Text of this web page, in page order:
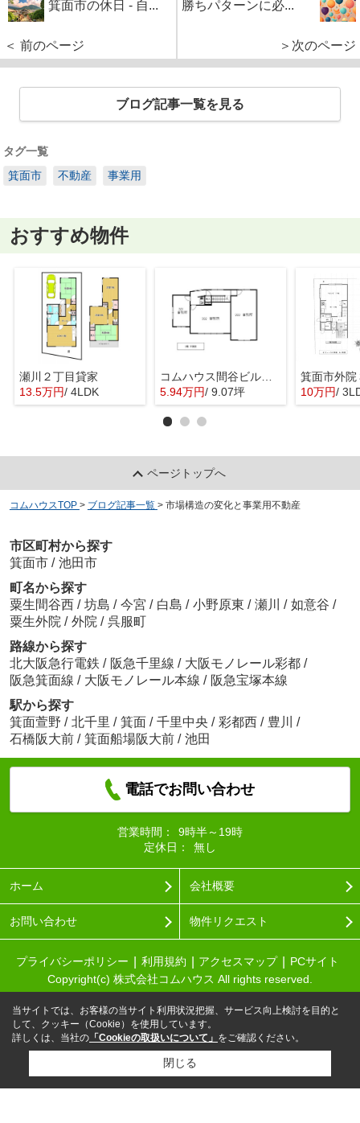
箕面市の休日 - 自...
＜ 前のページ
勝ちパターンに必...
＞次のページ
ブログ記事一覧を見る
タグ一覧
箕面市
不動産 事業用
おすすめ物件
瀬川２丁目貸家
13.5万円/ 4LDK
コムハウス間谷ビル 3階
5.94万円/ 9.07坪 10万円/
ページトップへ
コムハウスTOP > ブログ記事一覧 > 市場構造の変化と事業用不動産
市区町村から探す
箕面市 / 池田市
町名から探す
粟生間谷西 / 坊島 / 今宮 / 白島 / 小野原東 / 瀬川 / 如意谷 /
粟生外院 / 外院 / 呉服町
路線から探す
北大阪急行電鉄 / 阪急千里線 / 大阪モノレール彩都 /
阪急箕面線 / 大阪モノレール本線 / 阪急宝塚本線
駅から探す
箕面萱野 / 北千里 / 箕面 / 千里中央 / 彩都西 / 豊川
/
石橋阪大前 / 箕面船場阪大前 / 池田
電話でお問い合わせ
営業時間：
9時半～19時
定休日：
無し
ホーム 会社概要
お問い合わせ 物件リクエスト
プライバシーポリシー 利用規約 アクセスマップ
PCサイト
Copyright(c) 株式会社コムハウス All rights reserved.
当サイトでは、お客様の当サイト利用状況把握、サービス向上検討を目的と
して、クッキー（Cookie）を使用しています。
詳しくは、当社の 「Cookieの取扱いについて」 をご確認ください。
閉じる